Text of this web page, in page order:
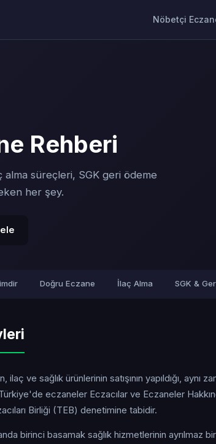
Nöbetçi
Rehberi
süreçleri, SGK geri ödeme
her şey.
Doğru Eczane İlaç Alma SGK &
ve sağlık ürünlerinin satışının yapıldığı, aynı
eczaneler Eczacılar ve Eczaneler
Birliği (TEB) denetimine tabidir.
birinci basamak sağlık hizmetlerinin ayrılmaz bir